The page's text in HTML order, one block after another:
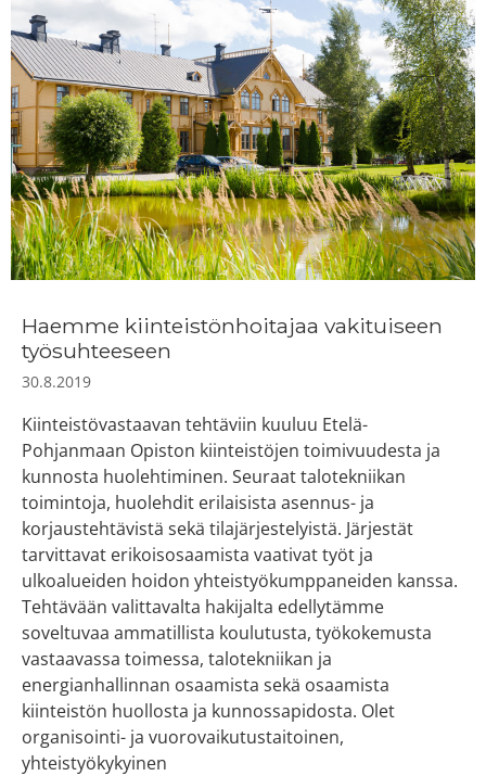
Haemme kiinteistönhoitajaa vakituiseen
työsuhteeseen
30.8.2019
Kiinteistövastaavan tehtäviin kuuluu Etelä-
Pohjanmaan Opiston kiinteistöjen toimivuudesta ja
kunnosta huolehtiminen. Seuraat talotekniikan
toimintoja, huolehdit erilaisista asennus- ja
korjaustehtävistä sekä tilajärjestelyistä. Järjestät
tarvittavat erikoisosaamista vaativat työt ja
ulkoalueiden hoidon yhteistyökumppaneiden kanssa.
Tehtävään valittavalta hakijalta edellytämme
soveltuvaa ammatillista koulutusta, työkokemusta
vastaavassa toimessa, talotekniikan ja
energianhallinnan osaamista sekä osaamista
kiinteistön huollosta ja kunnossapidosta. Olet
organisointi- ja vuorovaikutustaitoinen,
yhteistyökykyinen